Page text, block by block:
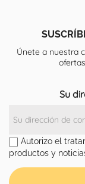
Únete a nuestra
Su
Autorizo el
productos y